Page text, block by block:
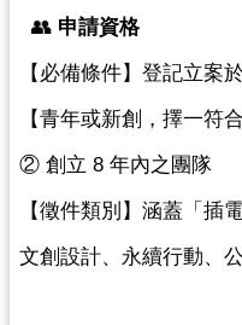
首
頁
網
導
覽
市
👥 申請資格
【必備條件】登記立案
【青年或新創，擇一
② 創立 8 年內之團隊
【徵件類別】涵蓋「插
文創設計、永續行動、